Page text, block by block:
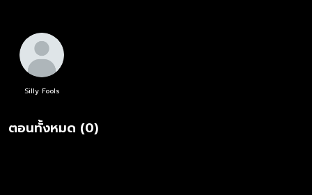
Silly Fools
ตอนทั้งหมด (0)